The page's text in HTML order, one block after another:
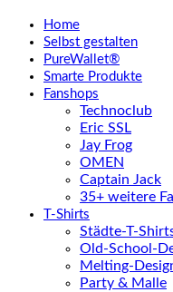
Home
Selbst gestalten
PureWallet®
Smarte Produkte
Fanshops
Technoclub
Eric SSL
Jay Frog
OMEN
Captain Jack
35+ weitere
T-Shirts
Städte-T-
Old-School-
Melting-
Party & Malle